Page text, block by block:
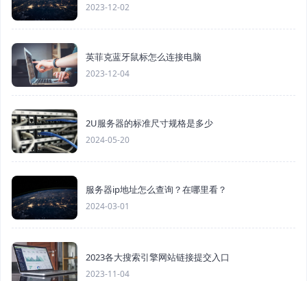
2023-12-02
英菲克蓝牙鼠标怎么连接电脑
2023-12-04
2U服务器的标准尺寸规格是多少
2024-05-20
服务器ip地址怎么查询？在哪里看？
2024-03-01
2023各大搜索引擎网站链接提交入口
2023-11-04